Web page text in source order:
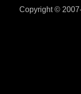
Copyright ©